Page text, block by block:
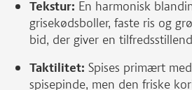
Tekstur: En harmonisk
grisekødsboller, faste ris og
bid, der giver en
Taktilitet: Spises primært
spisepinde, men den friske